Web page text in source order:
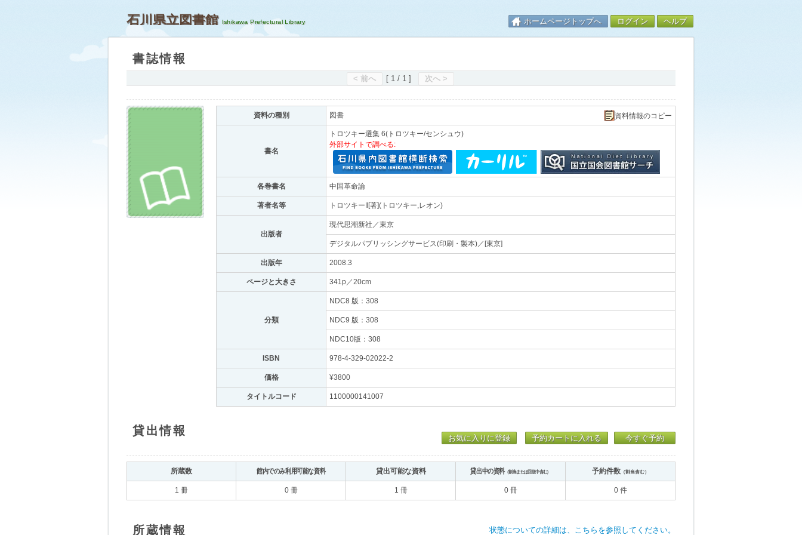
石川県立図書館 ホームページトップへ ログイン ヘルプ
書誌情報
< 前へ [ 1 / 1 ] 次へ >
資料の種別 図書 資料情報のコピー
書名
トロツキー選集 6(トロツキー/センシュウ)
外部サイトで調べる:
各巻書名 中国革命論
著者名等 トロツキー‖[著](トロツキー,レオン)
出版者
現代思潮新社／東京
デジタルパブリッシングサービス(印刷・製本)／[東京]
出版年 2008.3
ページと大きさ 341p／20cm
分類
NDC8 版：308
NDC9 版：308
NDC10版：308
ISBN 978-4-329-02022-2
価格 ¥3800
タイトルコード 1100000141007
貸出情報
お気に入りに登録 予約カートに入れる 今すぐ予約
所蔵数 館内でのみ利用可能な資料 貸出可能な資料 貸出中の資料（割当または回送中含む） 予約件数（割当含む）
1 冊 0 冊 1 冊 0 冊 0 件
所蔵情報 状態についての詳細は、こちらを参照してください。